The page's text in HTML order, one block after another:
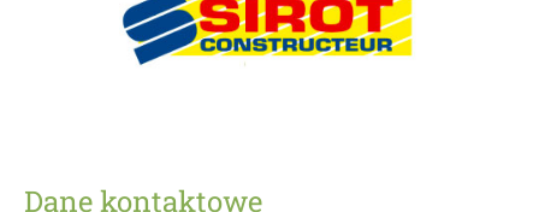
Dane kontaktowe